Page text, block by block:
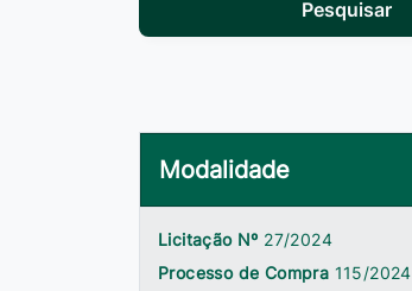
Pesquisar
Modalidade
Licitação Nº 27/2024
Processo de Compra 115/2024